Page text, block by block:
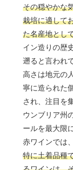
その穏やかな
栽培に適して
た名産地とし
イン造りの歴
遡ると言われ
高さは地元の
寧に造られた
され、注目を
ウンブリア州
ールを最大限
赤ワインでは
特に土着品種